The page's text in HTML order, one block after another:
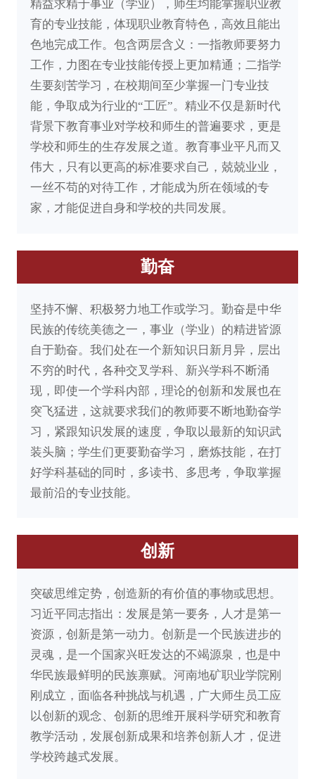
精益求精于事业（学业），师生均能掌握职业教
育的专业技能，体现职业教育特色，高效且能出
色地完成工作。包含两层含义：一指教师要努力
工作，力图在专业技能传授上更加精通；二指学
生要刻苦学习，在校期间至少掌握一门专业技
能，争取成为行业的“工匠”。精业不仅是新时代
背景下教育事业对学校和师生的普遍要求，更是
学校和师生的生存发展之道。教育事业平凡而又
伟大，只有以更高的标准要求自己，兢兢业业，
一丝不苟的对待工作，才能成为所在领域的专
家，才能促进自身和学校的共同发展。
勤奋
坚持不懈、积极努力地工作或学习。勤奋是中华
民族的传统美德之一，事业（学业）的精进皆源
自于勤奋。我们处在一个新知识日新月异，层出
不穷的时代，各种交叉学科、新兴学科不断涌
现，即使一个学科内部，理论的创新和发展也在
突飞猛进，这就要求我们的教师要不断地勤奋学
习，紧跟知识发展的速度，争取以最新的知识武
装头脑；学生们更要勤奋学习，磨炼技能，在打
好学科基础的同时，多读书、多思考，争取掌握
最前沿的专业技能。
创新
突破思维定势，创造新的有价值的事物或思想。
习近平同志指出：发展是第一要务，人才是第一
资源，创新是第一动力。创新是一个民族进步的
灵魂，是一个国家兴旺发达的不竭源泉，也是中
华民族最鲜明的民族禀赋。河南地矿职业学院刚
刚成立，面临各种挑战与机遇，广大师生员工应
以创新的观念、创新的思维开展科学研究和教育
教学活动，发展创新成果和培养创新人才，促进
学校跨越式发展。